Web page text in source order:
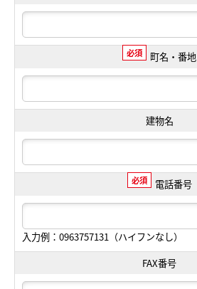
必須 町名・番地
建物名
必須 電話番号
入力例：0963757131（ハイフンなし）
FAX番号